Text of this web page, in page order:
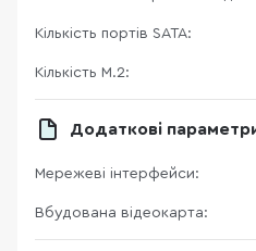
Кількість портів SATA:
Кількість M.2:
Додаткові
Мережеві інтерфейси:
Вбудована відеокарта: